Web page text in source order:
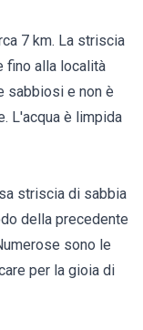
7 km. La striscia
fino alla località
sabbiosi e non è
L'acqua è limpida
striscia di sabbia
della precedente
sono le
per la gioia di